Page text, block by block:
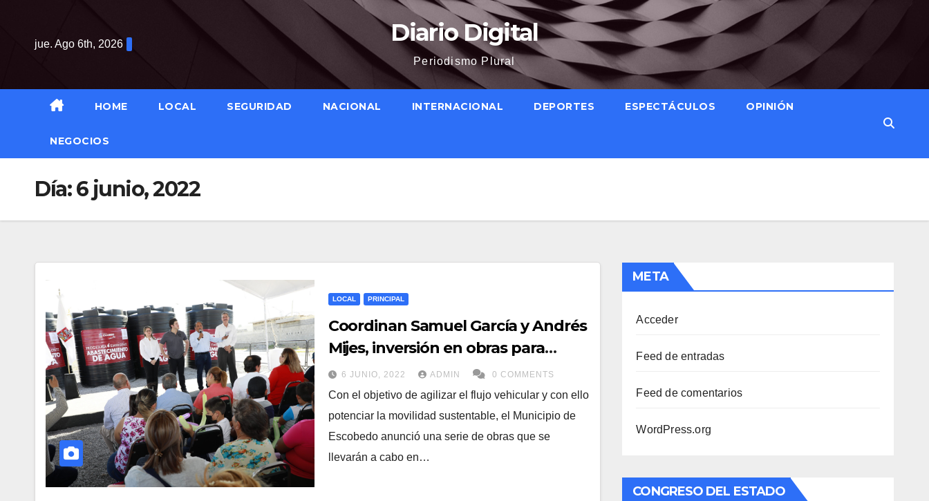
contenido
jue. Ago 6th, 2026 Diario Digital
Periodismo Plural
HOME LOCAL SEGURIDAD NACIONAL INTERNACIONAL DEPORTES ESPECTÁCULOS OPINIÓN
NEGOCIOS
Día:6 junio, 2022
LOCAL PRINCIPAL
Coordinan Samuel García y Andrés
Mijes, inversión en obras para
Escobedo
6 JUNIO, 2022 ADMIN 0 COMMENTS
Con el objetivo de agilizar el flujo vehicular y con ello
potenciar la movilidad sustentable, el Municipio de
Escobedo anunció una serie de obras que se
llevarán a cabo en…
META
Acceder
Feed de entradas
Feed de comentarios
WordPress.org
CONGRESO DEL ESTADO